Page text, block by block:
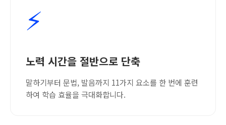
⚡
노력 시간을 절반으로 단축
말하기부터 문법, 발음까지 11가지 요소를 한 번에 훈련
하여 학습 효율을 극대화합니다.